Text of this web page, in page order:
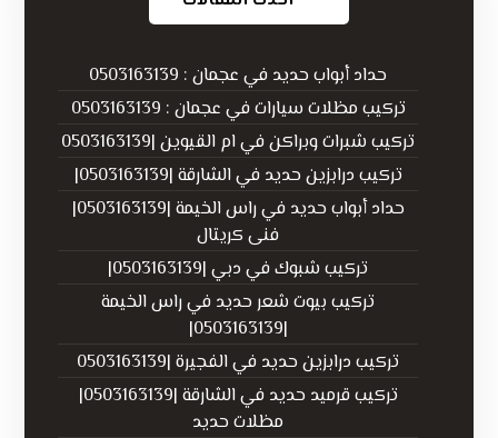
حداد أبواب حديد في عجمان : 0503163139
تركيب مظلات سيارات في عجمان : 0503163139
تركيب شبرات وبراكن في ام القيوين |0503163139
تركيب درابزين حديد في الشارقة |0503163139|
حداد أبواب حديد في راس الخيمة |0503163139|
فنى كريتال
تركيب شبوك في دبي |0503163139|
تركيب بيوت شعر حديد في راس الخيمة
|0503163139|
تركيب درابزين حديد في الفجيرة |0503163139
تركيب قرميد حديد في الشارقة |0503163139|
مظلات حديد